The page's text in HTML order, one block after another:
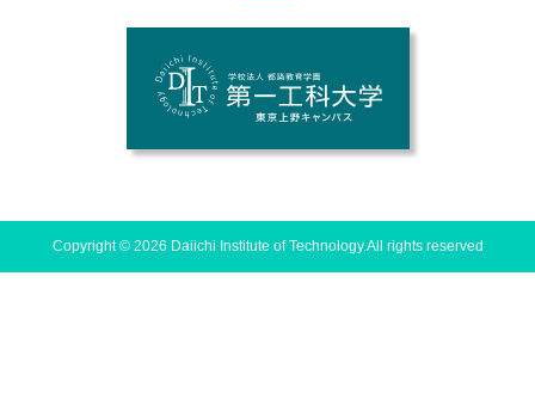
Copyright © 2026 Daiichi Institute of Technology.All rights reserved